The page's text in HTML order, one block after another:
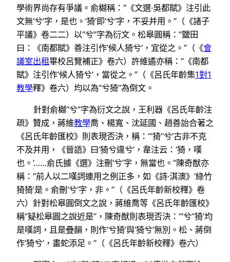
學術界尚存有爭議。俞樾稱：“《文選·吳都賦》注引此
文無‘兮’字，是也。‘猗’即‘兮’字，不妥并用。”（《諸子
平議》卷二二）以“兮”字為衍文。松皋圓稱：“鹽田
曰：《南都賦》善注引作‘候人猗兮’，宜從之。”（《會
議室出租畢校呂覽補正》卷六）許維遹亦稱：“《南都
賦》注引作‘候人猗兮’，當從之。”（《呂氏年齡集1對1
教學釋》卷六）均以為“兮猗”為倒文。
針對俞樾“兮”字為衍文之說，王利器《呂氏年齡注
疏》贊成，蔣維教學喬、楊寬、沈延國、趙善詒合著之
《呂氏年齡匯校》則表現否決，稱：“‘猗’‘兮’古非不克
不及并用，《晉語》曰‘猗兮違兮’，韋注云：‘猗，嘆
也。’……俞氏據《選》注刪‘兮’字，無當也。”陳奇猷亦
稱：“前人以二嘆詞連用之例正多，如《詩·淇澳》‘綠竹
猗猗’是。俞刪‘兮’字，非。”（《呂氏年齡新校釋》卷
六）針對松皋圓倒文之說，蔣維喬等《呂氏年齡匯校》
稱“疑松皋圓之說近是”，陳奇猷則表現否決：“‘兮’‘猗’均
是嘆詞，且是疊韻，則作‘兮猗’與‘猗兮’無別。松、蔣倒
作‘猗兮’，畫蛇添足。”（《呂氏年齡新校釋》卷六）